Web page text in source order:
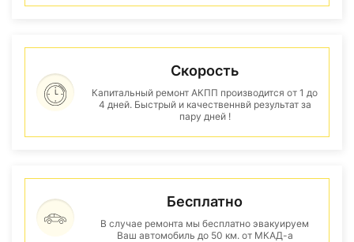
Скорость
Капитальный ремонт АКПП производится от 1 до
4 дней. Быстрый и качественнвй результат за
пару дней !
Бесплатно
В случае ремонта мы бесплатно эвакуируем
Ваш автомобиль до 50 км. от МКАД-а